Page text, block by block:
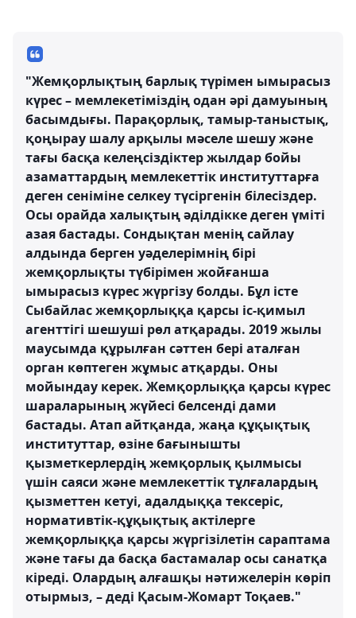
"Жемқорлықтың барлық түрімен ымырасыз
күрес – мемлекетіміздің одан әрі дамуының
басымдығы. Парақорлық, тамыр-таныстық,
қоңырау шалу арқылы мәселе шешу және
тағы басқа келеңсіздіктер жылдар бойы
азаматтардың мемлекеттік институттарға
деген сеніміне селкеу түсіргенін білесіздер.
Осы орайда халықтың әділдікке деген үміті
азая бастады. Сондықтан менің сайлау
алдында берген уәделерімнің бірі
жемқорлықты түбірімен жойғанша
ымырасыз күрес жүргізу болды. Бұл істе
Сыбайлас жемқорлыққа қарсы іс-қимыл
агенттігі шешуші рөл атқарады. 2019 жылы
маусымда құрылған сәттен бері аталған
орган көптеген жұмыс атқарды. Оны
мойындау керек. Жемқорлыққа қарсы күрес
шараларының жүйесі белсенді дами
бастады. Атап айтқанда, жаңа құқықтық
институттар, өзіне бағынышты
қызметкерлердің жемқорлық қылмысы
үшін саяси және мемлекеттік тұлғалардың
қызметтен кетуі, адалдыққа тексеріс,
нормативтік-құқықтық актілерге
жемқорлыққа қарсы жүргізілетін сараптама
және тағы да басқа бастамалар осы санатқа
кіреді. Олардың алғашқы нәтижелерін көріп
отырмыз, – деді Қасым-Жомарт Тоқаев."